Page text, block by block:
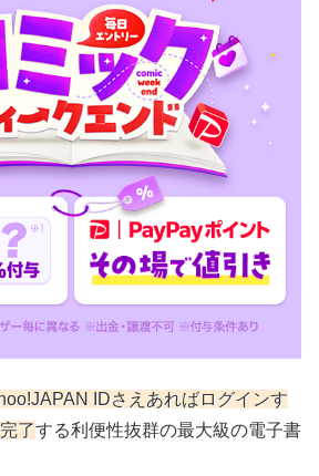
IDさえあればログインす
了する利便性抜群の最大級の電子書